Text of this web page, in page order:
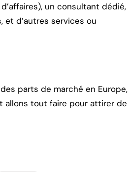
un consultant dédié,
d’autres services ou
parts de marché en Europe,
allons tout faire pour attirer de